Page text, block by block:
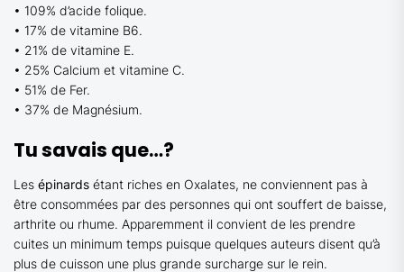
• 109% d’acide folique.
• 17% de vitamine B6.
• 21% de vitamine E.
• 25% Calcium et vitamine C.
• 51% de Fer.
• 37% de Magnésium.
Tu savais que…?
Les épinards étant riches en Oxalates, ne conviennent pas à
être consommées par des personnes qui ont souffert de baisse,
arthrite ou rhume. Apparemment il convient de les prendre
cuites un minimum temps puisque quelques auteurs disent qu’à
plus de cuisson une plus grande surcharge sur le rein.